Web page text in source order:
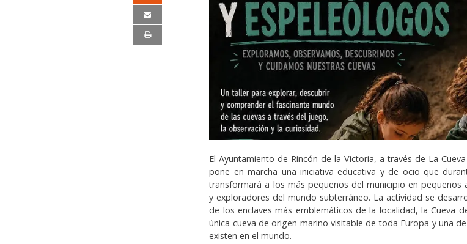
El Ayuntamiento de Rincón de la Victoria, a través de La
pone en marcha una iniciativa educativa y de ocio que
transformará a los más pequeños del municipio en pequeños
y exploradores del mundo subterráneo. La actividad se
de los enclaves más emblemáticos de la localidad, la Cueva
única cueva de origen marino visitable de toda Europa y una
existen en el mundo.